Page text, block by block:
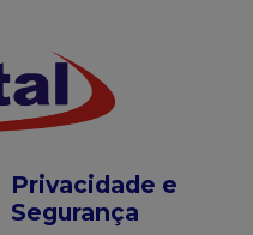
Privacidade e
Segurança